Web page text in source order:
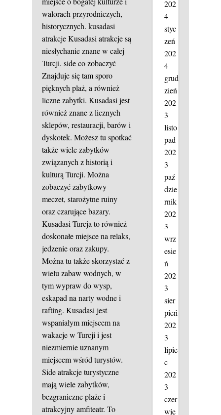
walorach przyrodniczych,
historycznych. kusadasi
atrakcjeKusadasi atrakcje są
niesłychanie znane w całej
Turcji. side co zobaczyć
Znajduje się tam sporo
pięknych plaż, a również
liczne zabytki. Kusadasi jest
również znane z licznych
sklepów, restauracji, barów i
dyskotek. Możesz tu spotkać
także wiele zabytków
związanych z historią i
kulturą Turcji. Można
zobaczyć zabytkowy
meczet, starożytne ruiny
oraz czarujące bazary.
Kusadasi Turcja to również
doskonałe miejsce na relaks,
jedzenie oraz zakupy.
Można tu także skorzystać z
wielu zabaw wodnych, w
tym wypraw do wysp,
eskapad na narty wodne i
rafting. Kusadasi jest
wspaniałym miejscem na
wakacje w Turcji i jest
niezmiernie uznanym
miejscem wśród turystów.
Side atrakcje turystyczne
mają wiele zabytków,
bezgraniczne plaże i
atrakcyjny amfiteatr. To
202
4
styc
zeń
202
4
grud
zień
202
3
listo
pad
202
3
paź
dzie
rnik
202
3
wrz
esie
ń
202
3
sier
pień
202
3
lipie
c
202
3
czer
wie